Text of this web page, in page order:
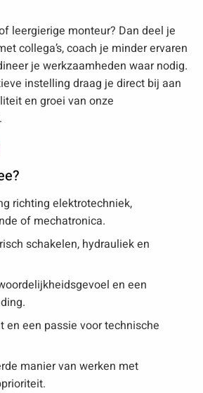
leergierige monteur? Dan deel je
collega’s, coach je minder ervaren
je werkzaamheden waar nodig.
instelling draag je direct bij aan
en groei van onze
richting elektrotechniek,
of mechatronica.
schakelen, hydrauliek en
en een
en een passie voor technische
manier van werken met